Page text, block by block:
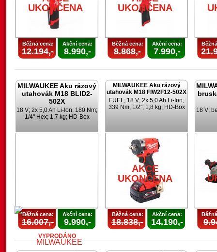
UKONČENA
Běžná cena:
12.194,-
Akční cena:
8.990,-
UKONČENA
Běžná cena:
8.868,-
Akční cena:
7.990,-
MILWAUKEE Aku rázový
utahovák M18 BLID2-
502X
18 V; 2x 5,0 Ah Li-Ion; 180 Nm;
1/4" Hex; 1,7 kg; HD-Box
Běžná cena:
16.007,-
Akční cena:
9.990,-
VYPRODÁNO
MILWAUKEE Aku rázový
utahovák M18 FIW2F12-502X
FUEL; 18 V; 2x 5,0 Ah Li-Ion;
339 Nm; 1/2"; 1,8 kg; HD-Box
AKCE
UKONČENA
Běžná cena:
18.838,-
Akční cena:
14.190,-
18 V;